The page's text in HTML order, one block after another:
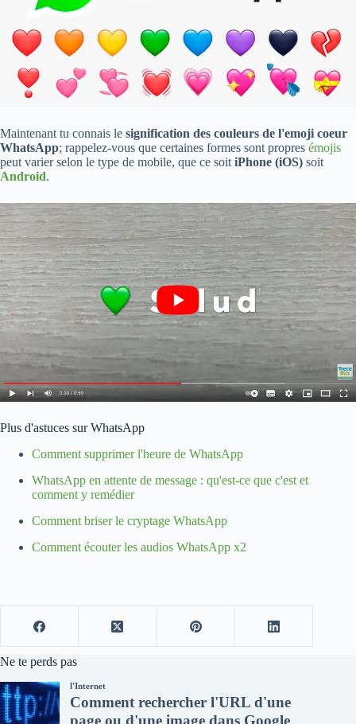
Maintenant tu connais le signification des couleurs de l'emoji coeur
WhatsApp; rappelez-vous que certaines formes sont propres émojis
peut varier selon le type de mobile, que ce soit iPhone (iOS) soit
Android.
Plus d'astuces sur WhatsApp
Comment supprimer l'heure de WhatsApp
WhatsApp en attente de message : qu'est-ce que c'est et
comment y remédier
Comment briser le cryptage WhatsApp
Comment écouter les audios WhatsApp x2
Ne te perds pas